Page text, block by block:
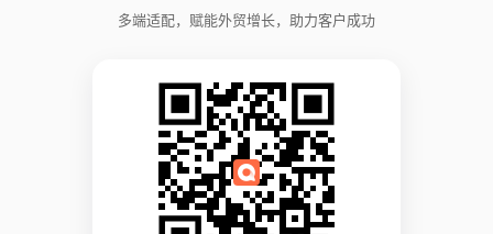
多端适配，赋能外贸增长，助力客户成功